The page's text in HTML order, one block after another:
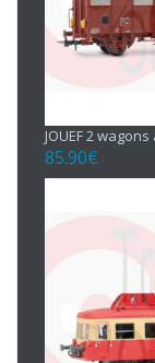
JOUEF 2
85.90€